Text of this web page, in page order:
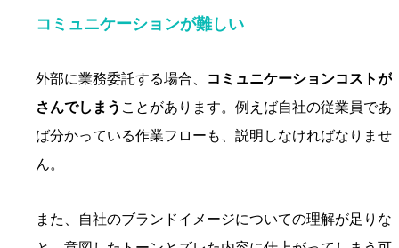
コミュニケーションが難しい
外部に業務委託する場合、
コミュニケーションコストが
さんでしまう ことがあります。例えば自社の従業員であ
ば分かっている作業フローも、説明しなければなりませ
ん。
また、自社のブランドイメージについての理解が足りな